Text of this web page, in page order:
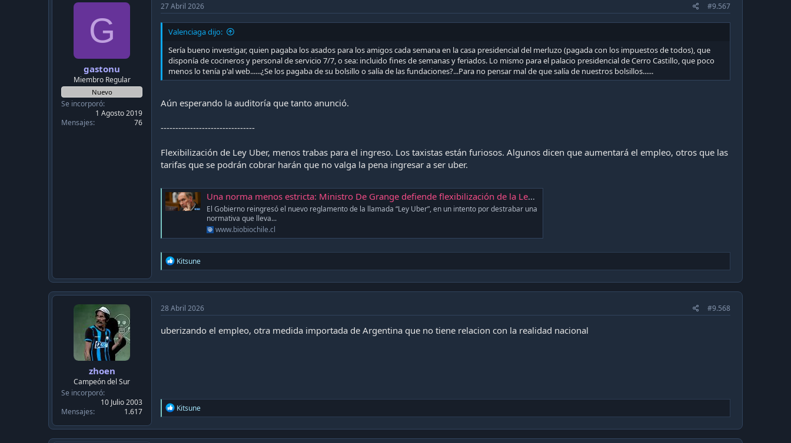
G
gastonu
Miembro Regular
Nuevo
Se incorporó
1 Agosto 2019
Mensajes
76
27 Abril 2026 #9.567
Valenciaga dijo:
Sería bueno investigar, quien pagaba los asados para los amigos cada semana en la casa presidencial del merluzo (pagada con los impuestos de todos), que
disponía de cocineros y personal de servicio 7/7, o sea: incluido fines de semanas y feriados. Lo mismo para el palacio presidencial de Cerro Castillo, que poco
menos lo tenía p'al web......¿Se los pagaba de su bolsillo o salía de las fundaciones?...Para no pensar mal de que salía de nuestros bolsillos......
Aún esperando la auditoría que tanto anunció.
--------------------------------
Flexibilización de Ley Uber, menos trabas para el ingreso. Los taxistas están furiosos. Algunos dicen que aumentará el empleo, otros que las
tarifas que se podrán cobrar harán que no valga la pena ingresar a ser uber.
Una norma menos estricta: Ministro De Grange defiende flexibilización de la Ley Uber
El Gobierno reingresó el nuevo reglamento de la llamada “Ley Uber”, en un intento por destrabar una
normativa que lleva...
www.biobiochile.cl
R
e
i
o
s
Kitsune
zhoen
Campeón del Sur
Se incorporó
10 Julio 2003
Mensajes
1.617
28 Abril 2026 #9.568
uberizando el empleo, otra medida importada de Argentina que no tiene relacion con la realidad nacional
R
e
Kitsune